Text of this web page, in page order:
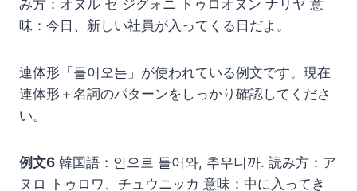
み方：オヌル セ ジグォニ トゥロオヌン ナリヤ 意
味：今日、新しい社員が入ってくる日だよ。
連体形「들어오는」が使われている例文です。現在
連体形＋名詞のパターンをしっかり確認してくださ
い。
例文6 韓国語：안으로 들어와, 추우니까. 読み方：ア
ヌロ トゥロワ、チュウニッカ 意味：中に入ってき